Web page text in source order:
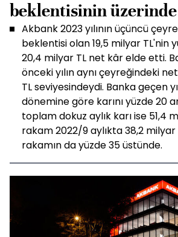
beklentisinin
Akbank 2023 yılının üçüncü
beklentisi olan 19,5 milyar TL'nin
20,4 milyar TL net kâr elde etti.
önceki yılın aynı çeyreğindeki
TL seviyesindeydi. Banka geçen
dönemine göre karını yüzde 20
toplam dokuz aylık karı ise 51,4
rakam 2022/9 aylıkta 38,2
rakamın da yüzde 35 üstünde.